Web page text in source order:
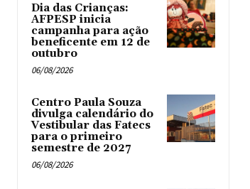
Dia das Crianças:
AFPESP inicia
campanha para ação
beneficente em 12 de
outubro
06/08/2026
Centro Paula Souza
divulga calendário do
Vestibular das Fatecs
para o primeiro
semestre de 2027
06/08/2026